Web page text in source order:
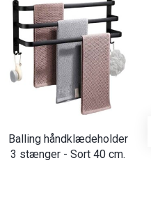
Balling håndklædeholder
3 stænger - Sort 40 cm.